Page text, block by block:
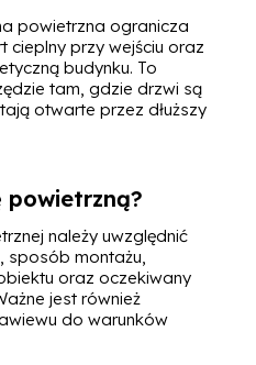
powietrzna ogranicza
przy wejściu oraz
budynku. To
tam, gdzie drzwi są
otwarte przez dłuższy
należy uwzględnić
sposób montażu,
oraz oczekiwany
jest również
do warunków